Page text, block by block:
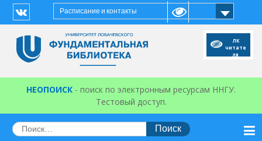
Перейти
Расписание и контакты
Vk
ЛК
читате
ля
НЕОПОИСК - поиск по электронным ресурсам ННГУ.
Тестовый доступ.
Искать: